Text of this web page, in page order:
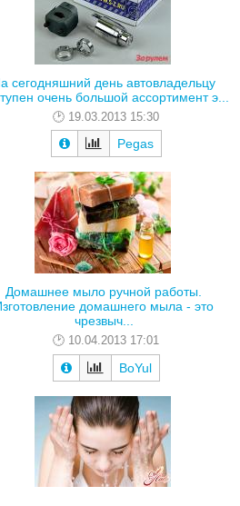
сегодняшний день автовладельцу
очень большой ассортимент э...
19.03.2013 15:30
Pegas
Домашнее мыло ручной работы.
домашнего мыла - это
чрезвыч...
10.04.2013 17:01
BoYul